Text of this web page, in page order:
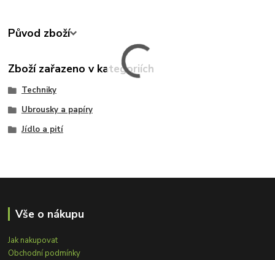
Původ zboží
Zboží zařazeno v kategoriích
Techniky
Ubrousky a papíry
Jídlo a pití
Vše o nákupu
Jak nakupovat
Obchodní podmínky